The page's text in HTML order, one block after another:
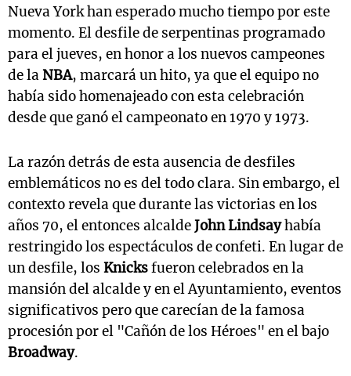
Nueva York han esperado mucho tiempo por este
momento. El desfile de serpentinas programado
para el jueves, en honor a los nuevos campeones
de laNBA, marcará un hito, ya que el equipo no
había sido homenajeado con esta celebración
desde que ganó el campeonato en 1970 y 1973.
La razón detrás de esta ausencia de desfiles
emblemáticos no es del todo clara. Sin embargo, el
contexto revela que durante las victorias en los
años 70, el entonces alcaldeJohn Lindsayhabía
restringido los espectáculos de confeti. En lugar de
un desfile, los Knicksfueron celebrados en la
mansión del alcalde y en el Ayuntamiento, eventos
significativos pero que carecían de la famosa
procesión por el "Cañón de los Héroes" en el bajo
Broadway.